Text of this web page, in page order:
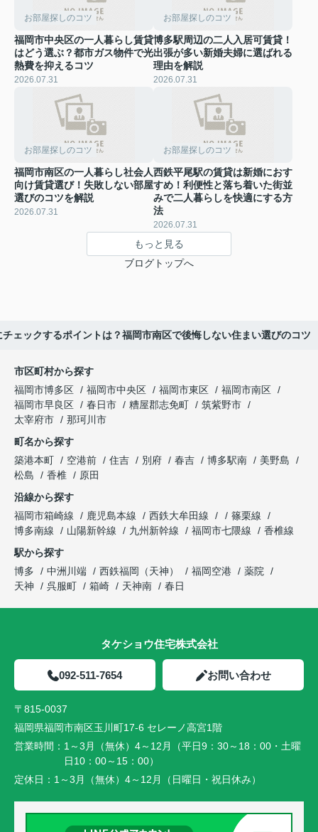
お部屋探しのコツ
福岡市中央区の一人暮らし賃貸
はどう選ぶ？都市ガス物件で光
熱費を抑えるコツ
2026.07.31
お部屋探しのコツ
博多駅周辺の二人入居可賃貸！
出張が多い新婚夫婦に選ばれる
理由を解説
2026.07.31
お部屋探しのコツ
福岡市南区の一人暮らし社会人
向け賃貸選び！失敗しない部屋
選びのコツを解説
2026.07.31
お部屋探しのコツ
西鉄平尾駅の賃貸は新婚におす
すめ！利便性と落ち着いた街並
みで二人暮らしを快適にする方
法
2026.07.31
もっと見る
ブログトップへ
チェックするポイントは？福岡市南区で後悔しない住まい選びのコツ
市区町村から探す
福岡市博多区
福岡市中央区 福岡市東区
福岡市南区
福岡市早良区
春日市 糟屋郡志免町
筑紫野市
太宰府市
那珂川市
町名から探す
築港本町
空港前 住吉 別府 春吉 博多駅南
美野島
松島
香椎
原田
沿線から探す
福岡市箱崎線
鹿児島本線 西鉄大牟田線
篠栗線
博多南線
山陽新幹線 九州新幹線 福岡市七隈線
香椎線
駅から探す
博多
中洲川端 西鉄福岡（天神） 福岡空港
薬院
天神
呉服町 箱崎 天神南 春日
タケショウ住宅株式会社
092-511-7654 お問い合わせ
〒815-0037
福岡県福岡市南区玉川町17-6 セレーノ高宮1階
営業時間： 1～3月（無休）4～12月（平日9：30～18：00・土曜
日10：00～15：00）
定休日： 1～3月（無休）4～12月（日曜日・祝日休み）